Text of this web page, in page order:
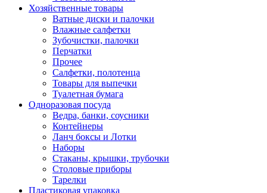
Хозяйственные товары
Ватные диски и палочки
Влажные салфетки
Зубочистки, палочки
Перчатки
Прочее
Салфетки, полотенца
Товары для выпечки
Туалетная бумага
Одноразовая посуда
Ведра, банки, соусники
Контейнеры
Ланч боксы и Лотки
Наборы
Стаканы, крышки, трубочки
Столовые приборы
Тарелки
Пластиковая упаковка